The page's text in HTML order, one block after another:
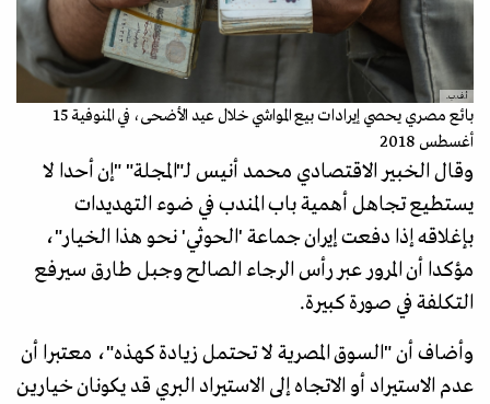
أ.ف.ب.
بائع مصري يحصي إيرادات بيع المواشي خلال عيد الأضحى، في المنوفية 15
أغسطس 2018
وقال الخبير الاقتصادي محمد أنيس لـ"المجلة" "إن أحدا لا
يستطيع تجاهل أهمية باب المندب في ضوء التهديدات
بإغلاقه إذا دفعت إيران جماعة 'الحوثي' نحو هذا الخيار"،
مؤكدا أن المرور عبر رأس الرجاء الصالح وجبل طارق سيرفع
التكلفة في صورة كبيرة.
وأضاف أن "السوق المصرية لا تحتمل زيادة كهذه"، معتبرا أن
عدم الاستيراد أو الاتجاه إلى الاستيراد البري قد يكونان خيارين